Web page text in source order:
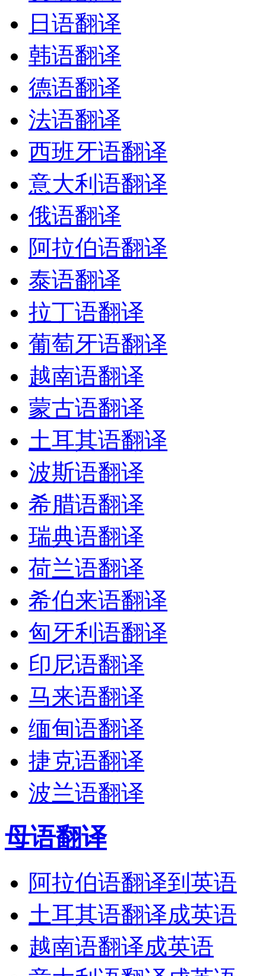
日语翻译
韩语翻译
德语翻译
法语翻译
西班牙语翻译
意大利语翻译
俄语翻译
阿拉伯语翻译
泰语翻译
拉丁语翻译
葡萄牙语翻译
越南语翻译
蒙古语翻译
土耳其语翻译
波斯语翻译
希腊语翻译
瑞典语翻译
荷兰语翻译
希伯来语翻译
匈牙利语翻译
印尼语翻译
马来语翻译
缅甸语翻译
捷克语翻译
波兰语翻译
母语翻译
阿拉伯语翻译到英语
土耳其语翻译成英语
越南语翻译成英语